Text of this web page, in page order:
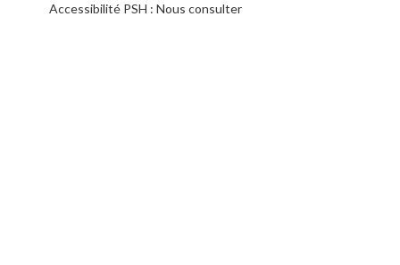
Accessibilité PSH : Nous consulter